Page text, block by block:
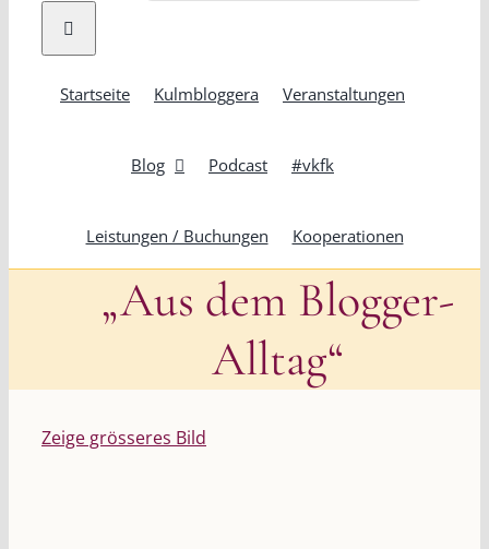
Startseite Kulmbloggera Veranstaltungen
Blog Podcast #vkfk
Leistungen / Buchungen Kooperationen
„Aus dem Blogger-
Alltag“
Zeige grösseres Bild